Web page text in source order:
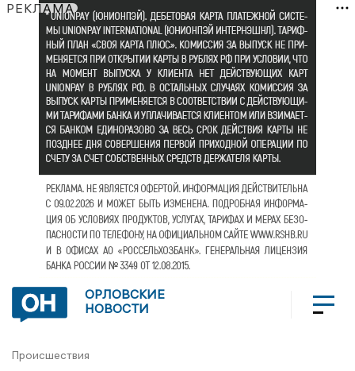
РЕКЛАМА
ОРЛОВСКИЕ
НОВОСТИ
Происшествия